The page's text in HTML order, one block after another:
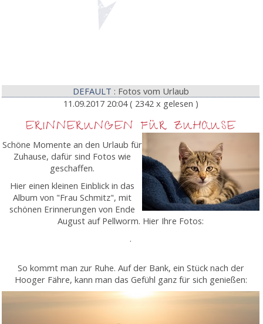
DEFAULT : Fotos vom Urlaub
11.09.2017 20:04 ( 2342 x gelesen )
ERINNERUNGEN FÜR ZUHAUSE
Schöne Momente an den Urlaub für
Zuhause, dafür sind Fotos wie
geschaffen.
Hier einen kleinen Einblick in das
Album von "Frau Schmitz", mit
schönen Erinnerungen von Ende
August auf Pellworm. Hier Ihre Fotos:
.
So kommt man zur Ruhe. Auf der Bank, ein Stück nach der
Hooger Fähre, kann man das Gefühl ganz für sich genießen: